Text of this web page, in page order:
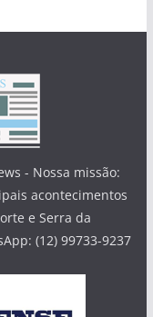
- Nossa missão:
acontecimentos
e Serra da
(12) 99733-9237